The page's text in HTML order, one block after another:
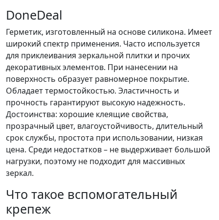
DoneDeal
Герметик, изготовленный на основе силикона. Имеет
широкий спектр применения. Часто используется
для приклеивания зеркальной плитки и прочих
декоративных элементов. При нанесении на
поверхность образует равномерное покрытие.
Обладает термостойкостью. Эластичность и
прочность гарантируют высокую надежность.
Достоинства: хорошие клеящие свойства,
прозрачный цвет, влагоустойчивость, длительный
срок службы, простота при использовании, низкая
цена. Среди недостатков – не выдерживает большой
нагрузки, поэтому не подходит для массивных
зеркал.
Что такое вспомогательный
крепеж